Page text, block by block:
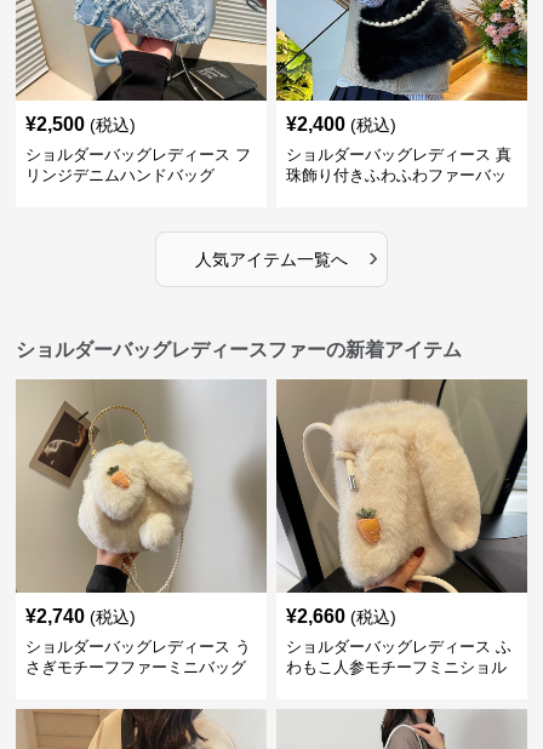
¥2,500 (税込)
ショルダーバッグレディース フ
リンジデニムハンドバッグ
¥2,400 (税込)
ショルダーバッグレディース 真
珠飾り付きふわふわファーバッ
人気アイテム一覧へ ›
ショルダーバッグレディースファーの新着アイテム
¥2,740 (税込)
ショルダーバッグレディース う
さぎモチーフファーミニバッグ
¥2,660 (税込)
ショルダーバッグレディース ふ
わもこ人参モチーフミニショル